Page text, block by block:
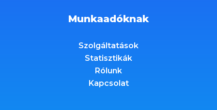
Munkaadóknak
Szolgáltatások
Statisztikák
Rólunk
Kapcsolat